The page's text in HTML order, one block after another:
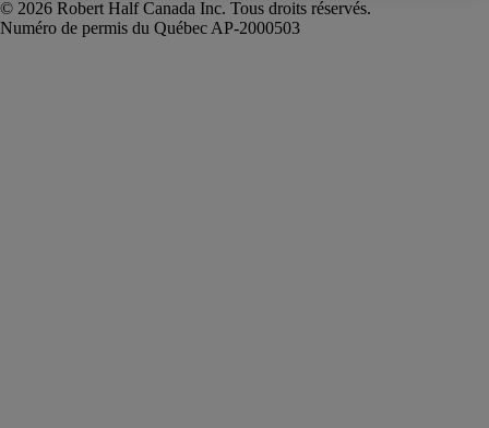
Robert Half Canada Inc. Tous droits réservés.